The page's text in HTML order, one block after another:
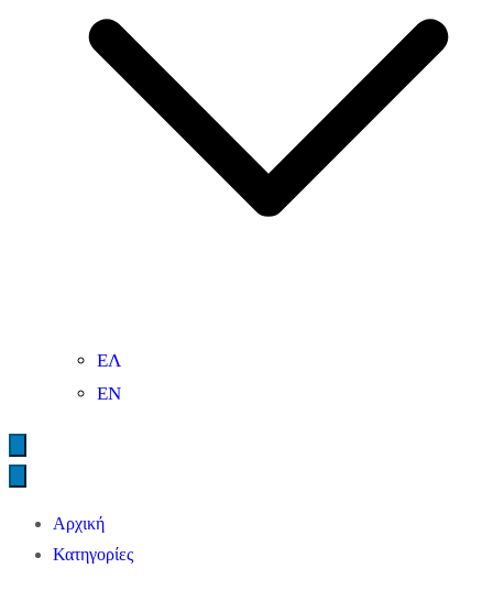
ΕΛ
ΕΝ
Αρχική
Κατηγορίες